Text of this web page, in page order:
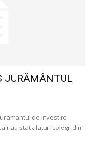
JURĂMÂNTUL
de investire
i-au stat alaturi colegii din